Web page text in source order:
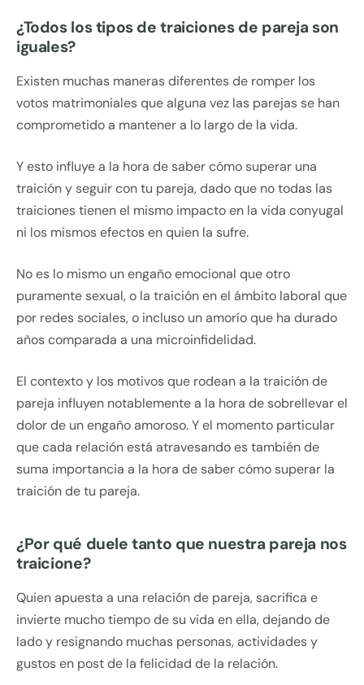
¿Todos los tipos de traiciones de pareja son
iguales?
Existen muchas maneras diferentes de romper los
votos matrimoniales que alguna vez las parejas se han
comprometido a mantener a lo largo de la vida.
Y esto influye a la hora de saber cómo superar una
traición y seguir con tu pareja, dado que no todas las
traiciones tienen el mismo impacto en la vida conyugal
ni los mismos efectos en quien la sufre.
No es lo mismo un engaño emocional que otro
puramente sexual, o la traición en el ámbito laboral que
por redes sociales, o incluso un amorío que ha durado
años comparada a una microinfidelidad.
El contexto y los motivos que rodean a la traición de
pareja influyen notablemente a la hora de sobrellevar el
dolor de un engaño amoroso. Y el momento particular
que cada relación está atravesando es también de
suma importancia a la hora de saber cómo superar la
traición de tu pareja.
¿Por qué duele tanto que nuestra pareja nos
traicione?
Quien apuesta a una relación de pareja, sacrifica e
invierte mucho tiempo de su vida en ella, dejando de
lado y resignando muchas personas, actividades y
gustos en post de la felicidad de la relación.